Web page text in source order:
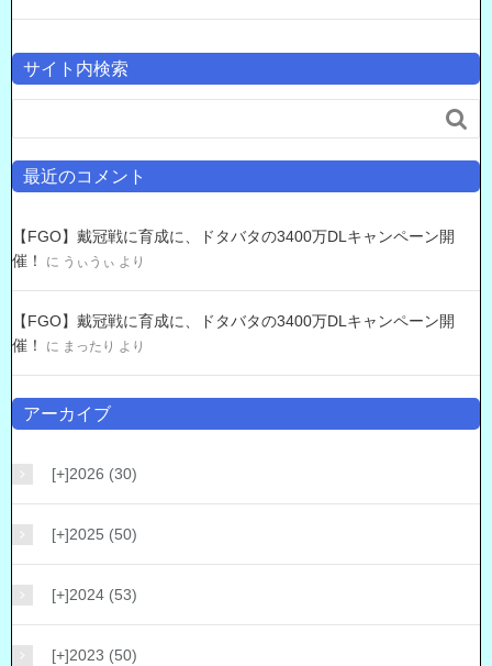
サイト内検索

最近のコメント
【FGO】戴冠戦に育成に、ドタバタの3400万DLキャンペーン開
催！
に うぃうぃ より
【FGO】戴冠戦に育成に、ドタバタの3400万DLキャンペーン開
催！
に まったり より
アーカイブ
[+]2026 (30)
[+]2025 (50)
[+]2024 (53)
[+]2023 (50)